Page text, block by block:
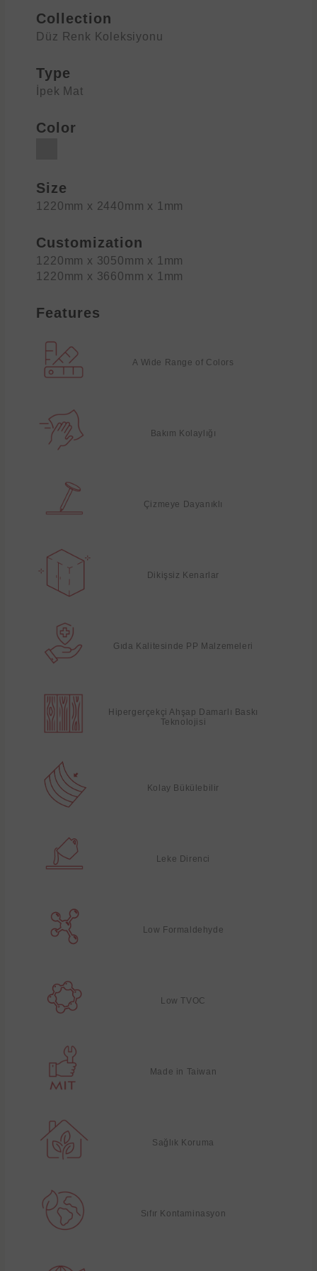
Collection
Düz Renk Koleksiyonu
Type
İpek Mat
Color
Size
1220mm x 2440mm x 1mm
Customization
1220mm x 3050mm x 1mm
1220mm x 3660mm x 1mm
Features
A Wide Range of Colors
Bakım Kolaylığı
Çizmeye Dayanıklı
Dikişsiz Kenarlar
Gıda Kalitesinde PP Malzemeleri
Hipergerçekçi Ahşap Damarlı Baskı
Teknolojisi
Kolay Bükülebilir
Leke Direnci
Low Formaldehyde
Low TVOC
Made in Taiwan
Sağlık Koruma
Sıfır Kontaminasyon